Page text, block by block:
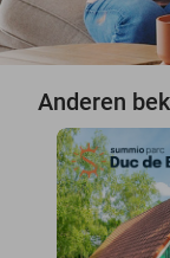
Anderen